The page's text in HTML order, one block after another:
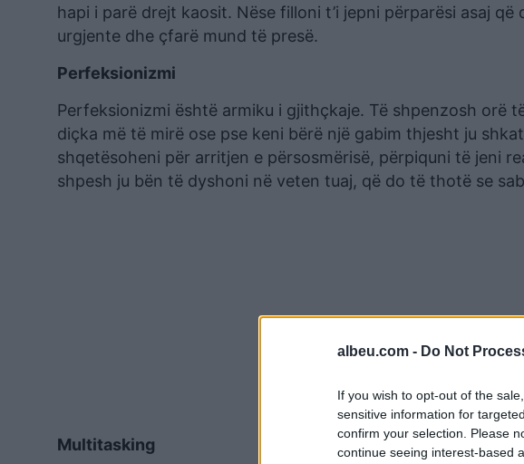
albeu.com - Do Not
If you wish to opt-out of the
sensitive information for
confirm your selection. Please
continue seeing interest-based
hapi i parë drejt kaosit. Nëse filloni t’i jepni përparësi asaj
urgjente dhe çfarë mund të presë.
Perfeksionizmi
Perfeksionizmi është armiku i gjithçkaje. Të shpenzosh orë
diçka më të mirë ose pse keni bërë një gabim thjesht ju
shqetësoheni për arritjen e përsosmërisë, përpiquni të jeni
shpesh ju bën të dyshoni në veten tuaj, që do të thotë se
Multitasking